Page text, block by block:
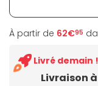
À partir de 62€95
Livraison
Livré demain !